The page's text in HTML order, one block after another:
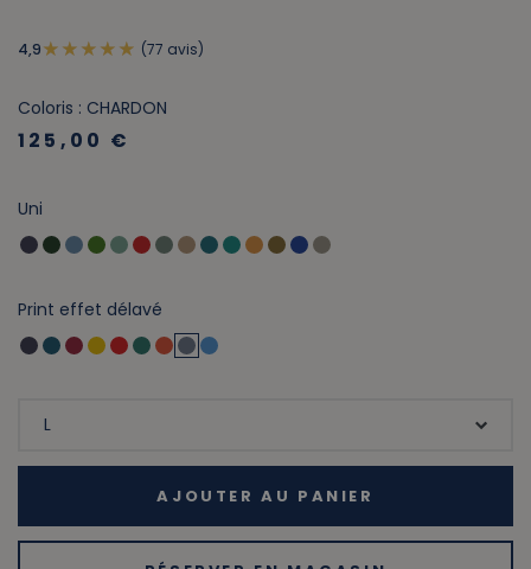
4,9 (77 avis)
Coloris : CHARDON
125,00 €
Uni
Print effet délavé
AJOUTER AU PANIER